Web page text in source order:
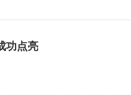
功点亮